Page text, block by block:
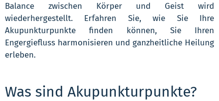
Balance zwischen Körper und Geist wird
wiederhergestellt. Erfahren Sie, wie Sie Ihre
Akupunkturpunkte finden können, Sie Ihren
Engergiefluss harmonisieren und ganzheitliche Heilung
erleben.
Was sind Akupunkturpunkte?